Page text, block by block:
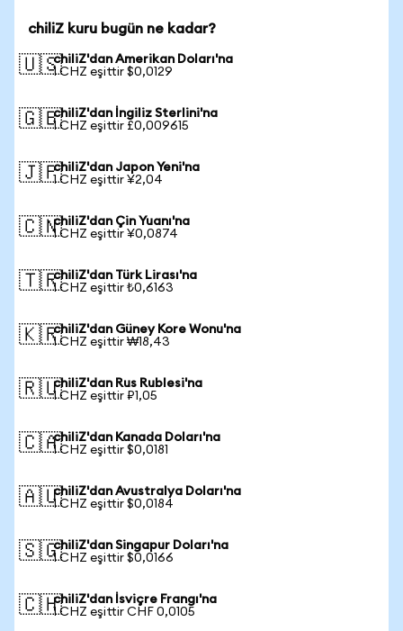
chiliZ kuru bugün ne kadar?
🇺🇸chiliZ'dan Amerikan Doları'na
1 CHZ eşittir $0,0129
🇬🇧chiliZ'dan İngiliz Sterlini'na
1 CHZ eşittir £0,009615
🇯🇵chiliZ'dan Japon Yeni'na
1 CHZ eşittir ¥2,04
🇨🇳chiliZ'dan Çin Yuanı'na
1 CHZ eşittir ¥0,0874
🇹🇷chiliZ'dan Türk Lirası'na
1 CHZ eşittir ₺0,6163
🇰🇷chiliZ'dan Güney Kore Wonu'na
1 CHZ eşittir ₩18,43
🇷🇺chiliZ'dan Rus Rublesi'na
1 CHZ eşittir ₽1,05
🇨🇦chiliZ'dan Kanada Doları'na
1 CHZ eşittir $0,0181
🇦🇺chiliZ'dan Avustralya Doları'na
1 CHZ eşittir $0,0184
🇸🇬chiliZ'dan Singapur Doları'na
1 CHZ eşittir $0,0166
🇨🇭chiliZ'dan İsviçre Frangı'na
1 CHZ eşittir CHF 0,0105